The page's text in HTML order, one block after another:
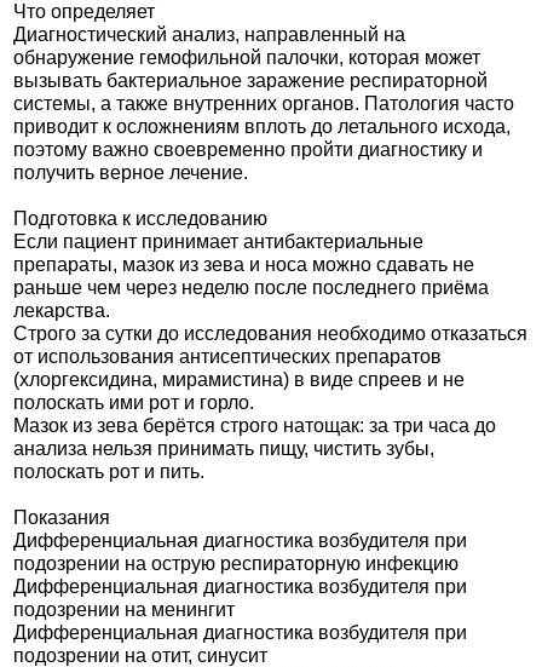
Что определяет
Диагностический анализ, направленный на
обнаружение гемофильной палочки, которая может
вызывать бактериальное заражение респираторной
системы, а также внутренних органов. Патология часто
приводит к осложнениям вплоть до летального исхода,
поэтому важно своевременно пройти диагностику и
получить верное лечение.
Подготовка к исследованию
Если пациент принимает антибактериальные
препараты, мазок из зева и носа можно сдавать не
раньше чем через неделю после последнего приёма
лекарства.
Строго за сутки до исследования необходимо отказаться
от использования антисептических препаратов
(хлоргексидина, мирамистина) в виде спреев и не
полоскать ими рот и горло.
Мазок из зева берётся строго натощак: за три часа до
анализа нельзя принимать пищу, чистить зубы,
полоскать рот и пить.
Показания
Дифференциальная диагностика возбудителя при
подозрении на острую респираторную инфекцию
Дифференциальная диагностика возбудителя при
подозрении на менингит
Дифференциальная диагностика возбудителя при
подозрении на отит, cинусит